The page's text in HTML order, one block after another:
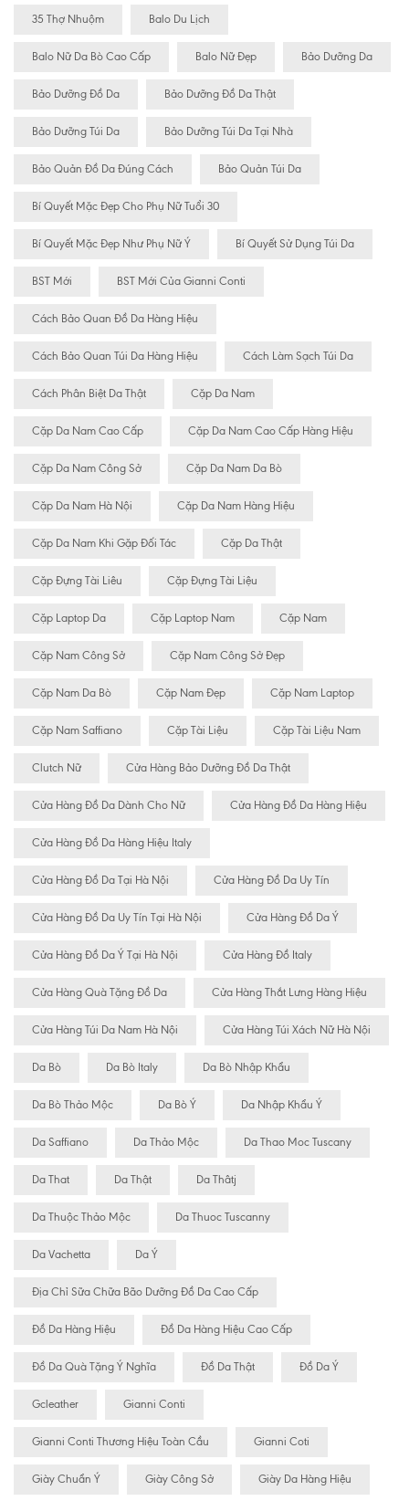
35 Thợ Nhuộm Balo Du Lịch
Balo Nữ Da Bò Cao Cấp Balo Nữ Đẹp Bảo Dưỡng Da
Bảo Dưỡng Đồ Da Bảo Dưỡng Đồ Da Thật
Bảo Dưỡng Túi Da Bảo Dưỡng Túi Da Tại Nhà
Bảo Quản Đồ Da Đúng Cách Bảo Quản Túi Da
Bí Quyết Mặc Đẹp Cho Phụ Nữ Tuổi 30
Bí Quyết Mặc Đẹp Như Phụ Nữ Ý Bí Quyết Sử Dụng Túi Da
BST Mới BST Mới Của Gianni Conti
Cách Bảo Quan Đồ Da Hàng Hiệu
Cách Bảo Quan Túi Da Hàng Hiệu Cách Làm Sạch Túi Da
Cách Phân Biệt Da Thật Cặp Da Nam
Cặp Da Nam Cao Cấp Cặp Da Nam Cao Cấp Hàng Hiệu
Cặp Da Nam Công Sở Cặp Da Nam Da Bò
Cặp Da Nam Hà Nội Cặp Da Nam Hàng Hiệu
Cặp Da Nam Khi Gặp Đối Tác Cặp Da Thật
Cặp Đựng Tài Liêu Cặp Đựng Tài Liệu
Cặp Laptop Da Cặp Laptop Nam Cặp Nam
Cặp Nam Công Sở Cặp Nam Công Sở Đẹp
Cặp Nam Da Bò Cặp Nam Đẹp Cặp Nam Laptop
Cặp Nam Saffiano Cặp Tài Liệu Cặp Tài Liệu Nam
Clutch Nữ Cửa Hàng Bảo Dưỡng Đồ Da Thật
Cửa Hàng Đồ Da Dành Cho Nữ Cửa Hàng Đồ Da Hàng Hiệu
Cửa Hàng Đồ Da Hàng Hiệu Italy
Cửa Hàng Đồ Da Tại Hà Nội Cửa Hàng Đồ Da Uy Tín
Cửa Hàng Đồ Da Uy Tín Tại Hà Nội Cửa Hàng Đồ Da Ý
Cửa Hàng Đồ Da Ý Tại Hà Nội Cửa Hàng Đồ Italy
Cửa Hàng Quà Tặng Đồ Da Cửa Hàng Thắt Lưng Hàng Hiệu
Cửa Hàng Túi Da Nam Hà Nội Cửa Hàng Túi Xách Nữ Hà Nội
Da Bò Da Bò Italy Da Bò Nhập Khẩu
Da Bò Thảo Mộc Da Bò Ý Da Nhập Khẩu Ý
Da Saffiano Da Thảo Mộc Da Thao Moc Tuscany
Da That Da Thật Da Thâtj
Da Thuộc Thảo Mộc Da Thuoc Tuscanny
Da Vachetta Da Ý
Địa Chỉ Sữa Chữa Bão Dưỡng Đồ Da Cao Cấp
Đồ Da Hàng Hiệu Đồ Da Hàng Hiệu Cao Cấp
Đồ Da Quà Tặng Ý Nghĩa Đồ Da Thật Đồ Da Ý
Gcleather Gianni Conti
Gianni Conti Thương Hiệu Toàn Cầu Gianni Coti
Giày Chuẩn Ý Giày Công Sở Giày Da Hàng Hiệu